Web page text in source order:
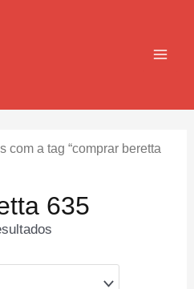
com a tag “comprar beretta
635